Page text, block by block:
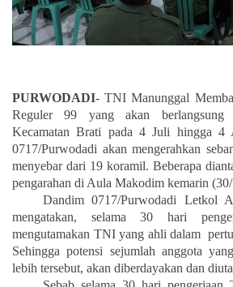
PURWODADI- TNI Manunggal
Reguler 99 yang akan berlangsung
Kecamatan Brati pada 4 Juli hingga 4
0717/Purwodadi akan mengerahkan
menyebar dari 19 koramil. Beberapa
pengarahan di Aula Makodim kemarin
Dandim 0717/Purwodadi Letkol
mengatakan, selama 30 hari
mengutamakan TNI yang ahli dalam
Sehingga potensi sejumlah anggota
lebih tersebut, akan diberdayakan dan